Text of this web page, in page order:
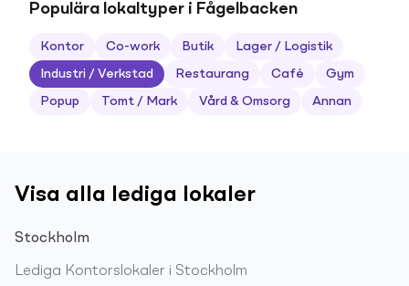
Populära lokaltyper i Fågelbacken
Kontor Co-work Butik Lager / Logistik
Industri / Verkstad Restaurang Café Gym
Popup Tomt / Mark Vård & Omsorg Annan
Visa alla lediga lokaler
Stockholm
Lediga Kontorslokaler i Stockholm